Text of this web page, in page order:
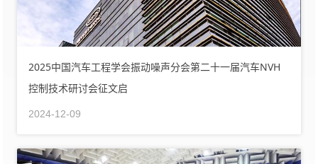
2025中国汽车工程学会振动噪声分会第二十一届汽车NVH
控制技术研讨会征文启
2024-12-09